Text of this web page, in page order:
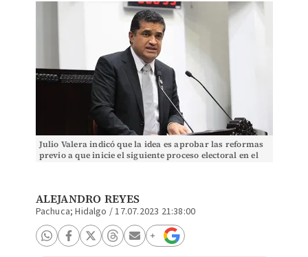
Julio Valera indicó que la idea es aprobar las reformas
previo a que inicie el siguiente proceso electoral en el
ALEJANDRO REYES
Pachuca; Hidalgo /17.07.2023 21:38:00